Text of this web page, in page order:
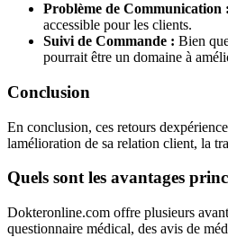
Problème de Communication :
accessible pour les clients.
Suivi de Commande : Bien
pourrait être un domaine à
Conclusion
En conclusion, ces retours
lamélioration de sa relation client, la
Quels sont les avantages
Dokteronline.com offre plusieurs
questionnaire médical, des avis de